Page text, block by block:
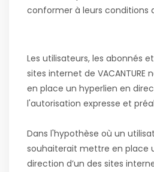
conformer à leurs conditions
Les utilisateurs, les abonnés
sites internet de
en place un hyperlien en
l'autorisation expresse et
Dans l'hypothèse où un
souhaiterait mettre en place
direction d’un des sites